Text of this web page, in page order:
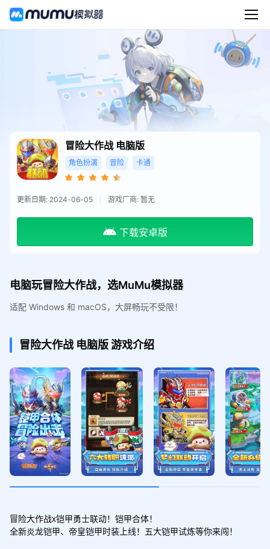
冒险大作战 电脑版
角色扮演 冒险 卡通
更新日期: 2024-06-05 游戏厂商: 暂无
下载安卓版
电脑玩冒险大作战，选MuMu模拟器
适配 Windows 和 macOS，大屏畅玩不受限！
冒险大作战 电脑版游戏介绍
冒险大作战x铠甲勇士联动！铠甲合体！
全新炎龙铠甲、帝皇铠甲时装上线！五大铠甲试炼等你来闯！